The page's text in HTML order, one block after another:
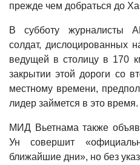
прежде чем добраться до
В субботу журналисты
солдат, дислоцированных
ведущей в столицу в 170
закрытии этой дороги со
местному времени,
лидер займется в это время.
МИД Вьетнама также
Ун совершит
ближайшие дни», но без